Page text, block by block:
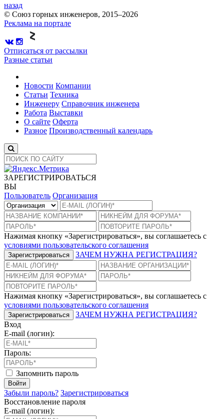
назад
© Союз горных инженеров, 2015–2026
Реклама на портале
Отписаться от рассылки
Разные статьи
Новости Компании
Статьи Техника
Инженеру Справочник инженера
Работа Выставки
О сайте Оферта
Разное Производственный календарь
ЗАРЕГИСТРИРОВАТЬСЯ
ВЫ
Пользователь Организация
Нажимая кнопку «Зарегистрироваться», вы соглашаетесь с
условиями пользовательского соглашения
Зарегистрироваться ЗАЧЕМ НУЖНА РЕГИСТРАЦИЯ?
Нажимая кнопку «Зарегистрироваться», вы соглашаетесь с
условиями пользовательского соглашения
Зарегистрироваться
ЗАЧЕМ НУЖНА РЕГИСТРАЦИЯ?
Вход
E-mail (логин):
Пароль:
Запомнить пароль
Войти
Забыли пароль? Зарегистрироваться
Восстановление пароля
E-mail (логин):